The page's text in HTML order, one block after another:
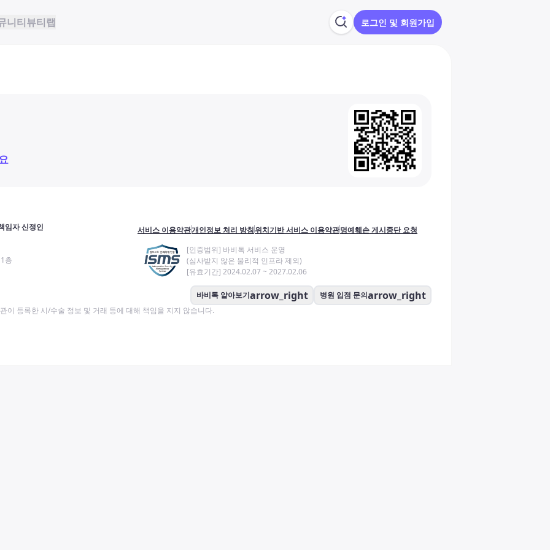
니티뷰티랩 로그인 및 회원가입
임자 신정인
층
서비스 이용약관개인정보 처리 방침위치기반 서비스 이용약관명예훼손 게시중단 요청
[인증범위] 바비톡 서비스 운영
(심사받지 않은 물리적 인프라 제외)
[유효기간] 2024.02.07 ~ 2027.02.06
바비톡 알아보기arrow_right 병원 입점 문의arrow_right
이 등록한 시/수술 정보 및 거래 등에 대해 책임을 지지 않습니다.